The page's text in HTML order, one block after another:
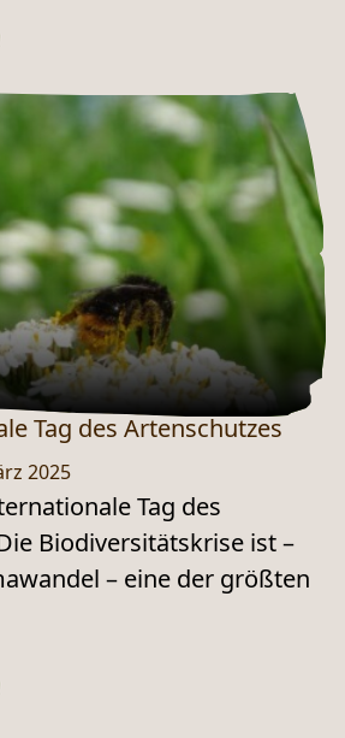
Tag des Artenschutzes
2025
Tag des
Biodiversitätskrise ist –
– eine der größten